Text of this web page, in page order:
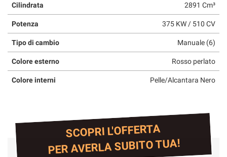
Cilindrata 2891 Cm³
Potenza 375 KW / 510 CV
Tipo di cambio Manuale (6)
Colore esterno Rosso perlato
Colore interni Pelle/Alcantara Nero
SCOPRI L'OFFERTA
PER AVERLA SUBITO TUA!